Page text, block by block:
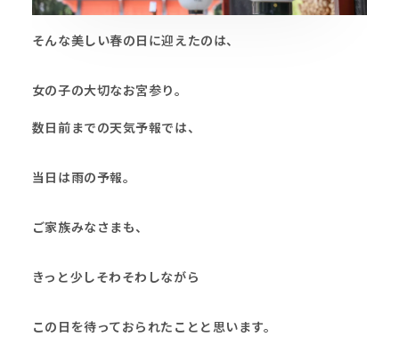
そんな美しい春の日に迎えたのは、
女の子の大切なお宮参り。
数日前までの天気予報では、
当日は雨の予報。
ご家族みなさまも、
きっと少しそわそわしながら
この日を待っておられたことと思います。